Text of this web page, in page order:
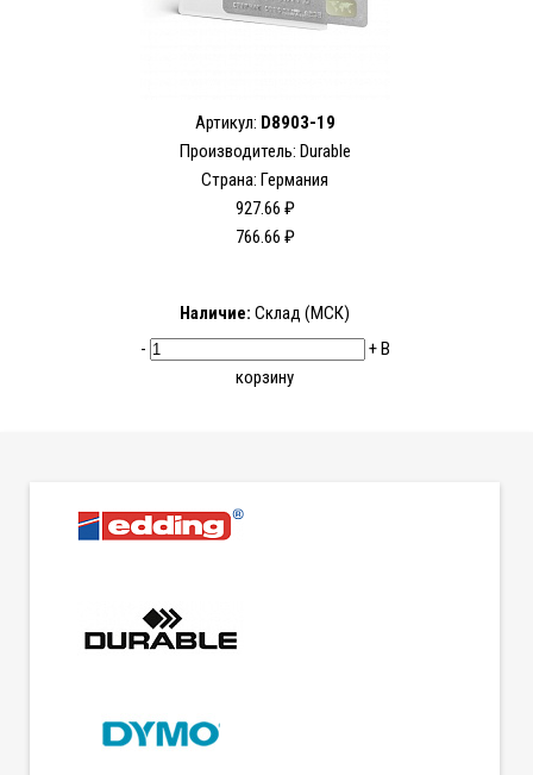
Артикул: D8903-19
Производитель: Durable
Страна: Германия
927.66 ₽
766.66 ₽
Наличие: Склад (МСК)
-
+В
корзину